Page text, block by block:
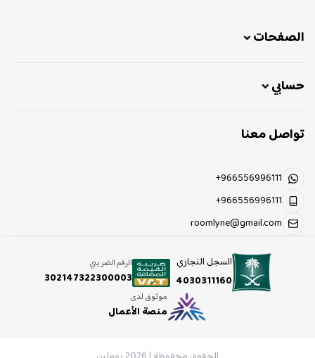
الصفحات
حسابي
تواصل معنا
+966556996111
+966556996111
roomlyne@gmail.com
السجل التجاري
4030311160
الرقم الضريبي
302147322300003
موثوق لدى
منصة الأعمال